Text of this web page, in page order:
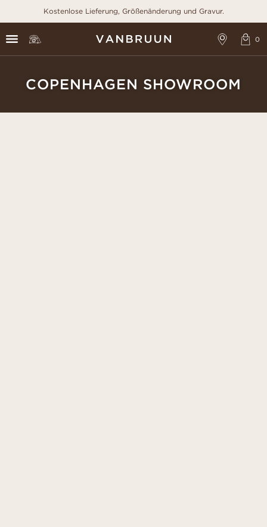
Kostenlose Lieferung, Größenänderung und Gravur.
COPENHAGEN SHOWROOM